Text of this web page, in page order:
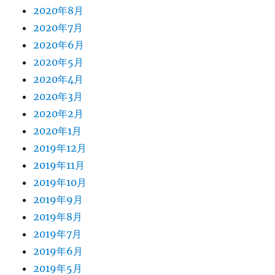
2020年8月
2020年7月
2020年6月
2020年5月
2020年4月
2020年3月
2020年2月
2020年1月
2019年12月
2019年11月
2019年10月
2019年9月
2019年8月
2019年7月
2019年6月
2019年5月